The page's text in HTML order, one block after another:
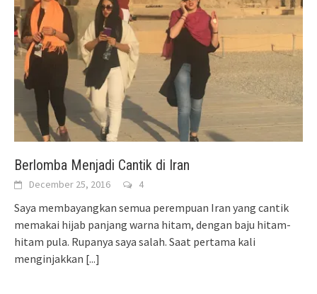
Berlomba Menjadi Cantik di Iran
December 25, 2016 4
Saya membayangkan semua perempuan Iran yang cantik
memakai hijab panjang warna hitam, dengan baju hitam-
hitam pula. Rupanya saya salah. Saat pertama kali
menginjakkan [...]